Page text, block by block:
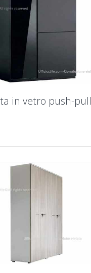
in vetro push-pull